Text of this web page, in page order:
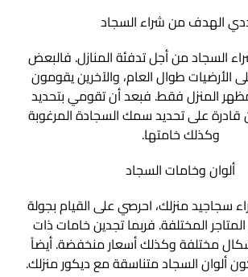
الهدف من شراء السجاد
السجاد من أجل تدفئة المنازل. فالبعض
الأرضيات طوال العام، والآخرين يقومون
المنزل فقط. فبعد أن تقومي بتحديد
على تحديد سمك السجادة المرغوبة
وكذلك خامتها.
ألوان وخامات السجاد
سجاجيد منزلك، احرصي على القيام بجولة
المختلفة. فربما تجدين خامات ذات
مختلفة وكذلك أسعار منخفضة. أيضاً
ألوان السجاد متناسقة مع ديكور منزلك.